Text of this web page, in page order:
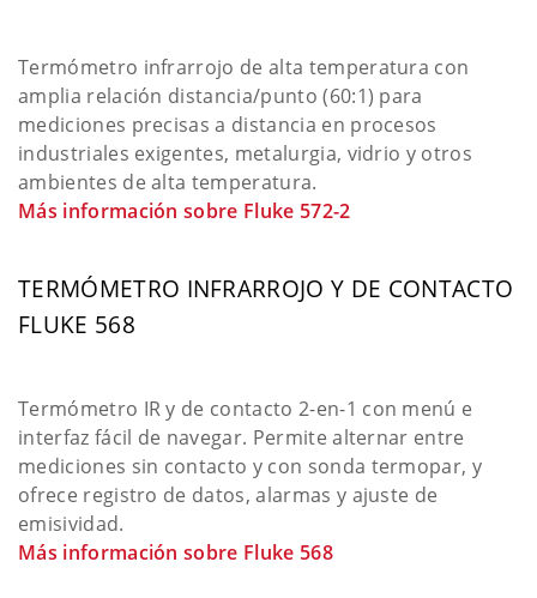
Termómetro infrarrojo de alta temperatura con
amplia relación distancia/punto (60:1) para
mediciones precisas a distancia en procesos
industriales exigentes, metalurgia, vidrio y otros
ambientes de alta temperatura.
Más información sobre Fluke 572-2
TERMÓMETRO INFRARROJO Y DE CONTACTO
FLUKE 568
Termómetro IR y de contacto 2-en-1 con menú e
interfaz fácil de navegar. Permite alternar entre
mediciones sin contacto y con sonda termopar, y
ofrece registro de datos, alarmas y ajuste de
emisividad.
Más información sobre Fluke 568